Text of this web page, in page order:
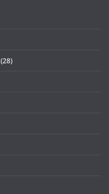
(28)